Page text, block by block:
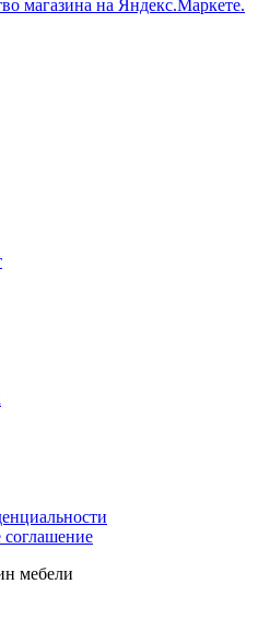
соглашение
мебели